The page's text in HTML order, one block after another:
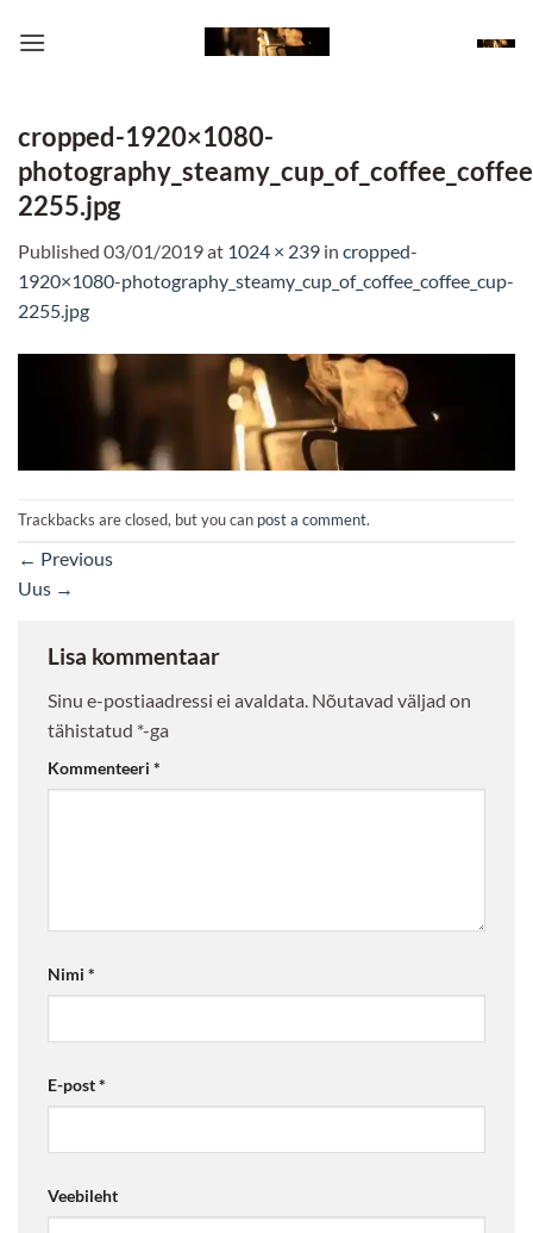
cropped-1920×1080-
2255.jpg
Published 03/01/2019at 1024 × 239 in cropped-
1920×1080-photography_steamy_cup_of_coffee_coffee_cup-
2255.jpg
Trackbacks are closed, but you can post a comment.
← Previous
Uus →
Lisa kommentaar
Sinu e-postiaadressi ei avaldata. Nõutavad väljad on
tähistatud *-ga
Kommenteeri *
Nimi *
E-post*
Veebileht